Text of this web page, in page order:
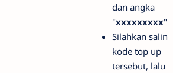
dan angka
"xxxxxxxxx"
Silahkan salin
kode top up
tersebut, lalu